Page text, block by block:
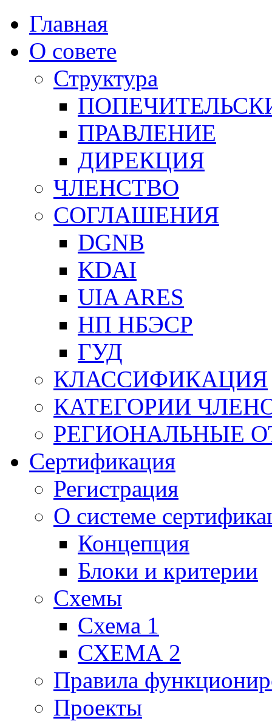
Главная
О совете
Структура
ПРАВЛЕНИЕ
ДИРЕКЦИЯ
ЧЛЕНСТВО
СОГЛАШЕНИЯ
DGNB
KDAI
UIA ARES
НП НБЭСР
ГУД
КЛАССИФИКАЦИЯ
КАТЕГОРИИ
РЕГИОНАЛЬНЫЕ
Сертификация
Регистрация
О системе
Концепция
Блоки и критерии
Схемы
Схема 1
СХЕМА 2
Правила
Проекты